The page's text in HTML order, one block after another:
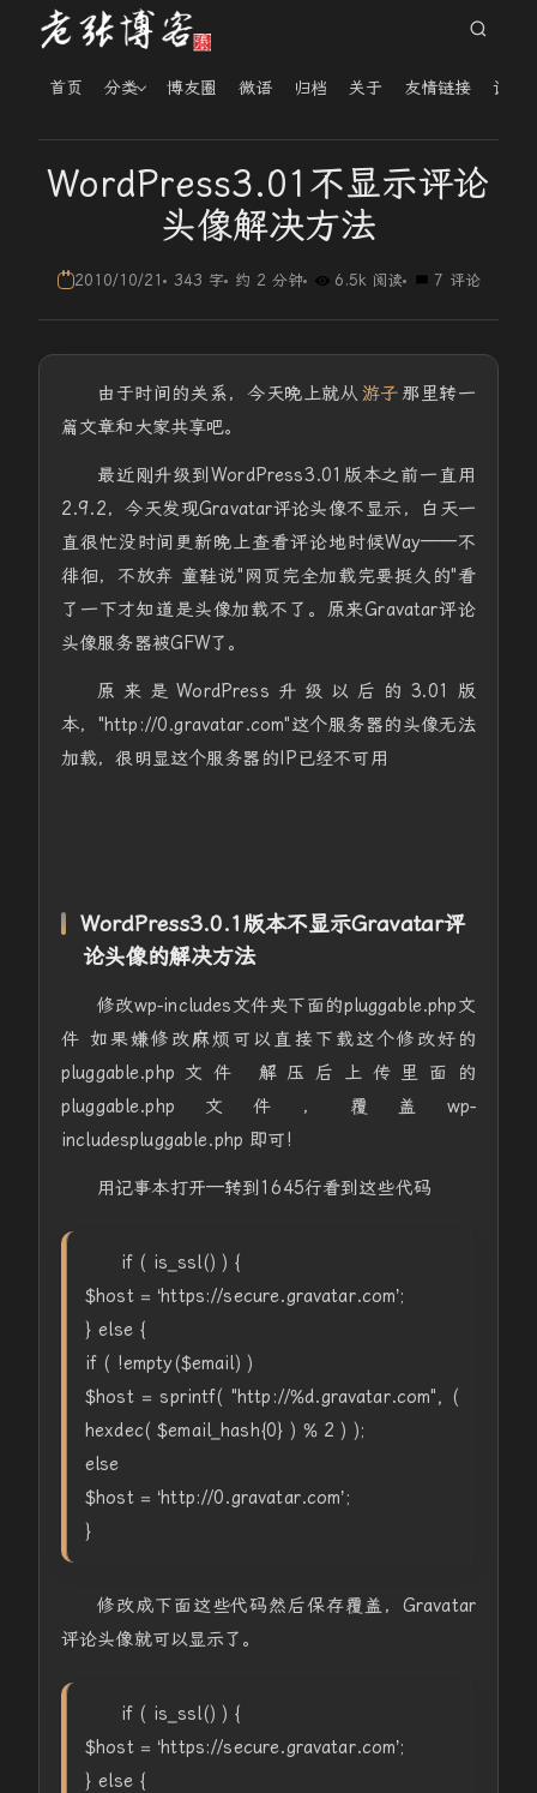
首页 分类 博友圈 微语 归档 关于 友情链接 读者
WordPress3.01不显示评论
头像解决方法
2010/10/21 343 字 约 2 分钟 6.5k 阅读 7 评论
由于时间的关系，今天晚上就从 游子 那里转一
篇文章和大家共享吧。
最近刚升级到WordPress3.01版本之前一直用
2.9.2，今天发现Gravatar评论头像不显示，白天一
直很忙没时间更新晚上查看评论地时候Way——不
徘徊，不放弃 童鞋说"网页完全加载完要挺久的"看
了一下才知道是头像加载不了。原来Gravatar评论
头像服务器被GFW了。
原来是WordPress升级以后的3.01版
本，"http://0.gravatar.com"这个服务器的头像无法
加载，很明显这个服务器的IP已经不可用
WordPress3.0.1版本不显示Gravatar评
论头像的解决方法
修改wp-includes文件夹下面的pluggable.php文
件 如果嫌修改麻烦可以直接下载这个修改好的
pluggable.php文件 解压后上传里面的
pluggable.php文件，覆盖wp-
includespluggable.php 即可!
用记事本打开—转到1645行看到这些代码
if ( is_ssl() ) {
$host = ‘https://secure.gravatar.com’;
} else {
if ( !empty($email) )
$host = sprintf( "http://%d.gravatar.com", (
hexdec( $email_hash{0} ) % 2 ) );
else
$host = ‘http://0.gravatar.com’;
}
修改成下面这些代码然后保存覆盖，Gravatar
评论头像就可以显示了。
if ( is_ssl() ) {
$host = ‘https://secure.gravatar.com’;
} else {